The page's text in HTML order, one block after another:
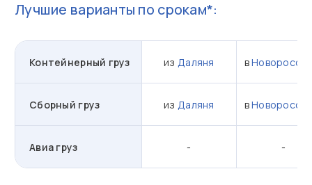
Лучшие варианты по срокам*:
Контейнерный груз из Даляня в
Сборный груз из Даляня в
Авиа груз - -